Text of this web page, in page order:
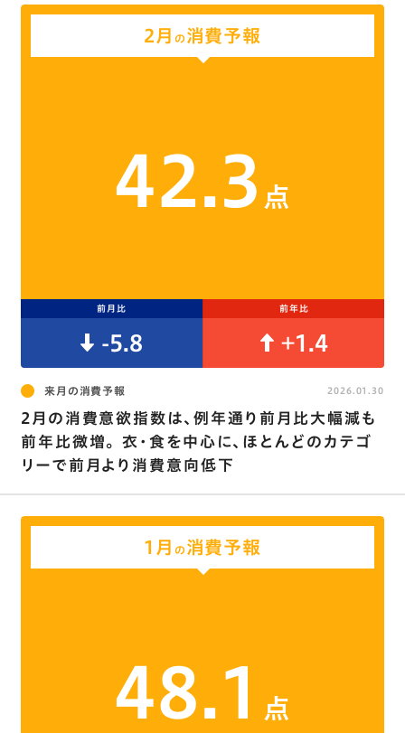
2月 の消費予報
42.3 点
前月比 前年比
-5.8 +1.4
来月の消費予報
2月の消費意欲指数は､例年通り前月比大幅減も
前年比微増｡ 衣･食を中心に､ほとんどのカテゴ
リーで前月より消費意向低下
2026.01.30
1月 の消費予報
48.1 点